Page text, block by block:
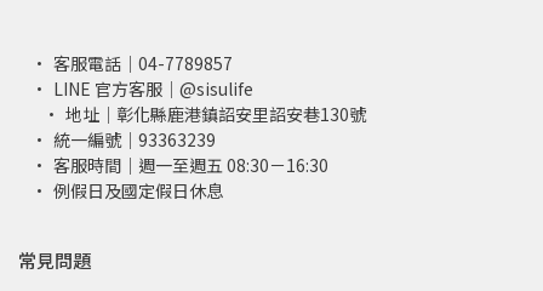
客服電話｜04-7789857
LINE 官方客服｜@sisulife
地址｜彰化縣鹿港鎮詔安里詔安巷130號
統一編號｜93363239
客服時間｜週一至週五 08:30－16:30
例假日及國定假日休息
常見問題